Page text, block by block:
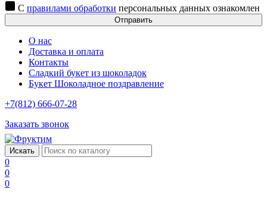
С правилами обработки персональных данных ознакомлен
Отправить
О нас
Доставка и оплата
Контакты
Сладкий букет из шоколадок
Букет Шоколадное поздравление
+7(812) 666-07-28
Заказать звонок
0
0
0